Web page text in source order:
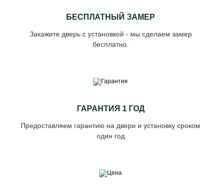
БЕСПЛАТНЫЙ ЗАМЕР
Закажите дверь с установкой - мы сделаем замер
бесплатно.
ГАРАНТИЯ 1 ГОД
Предоставляем гарантию на двери и установку сроком
один год